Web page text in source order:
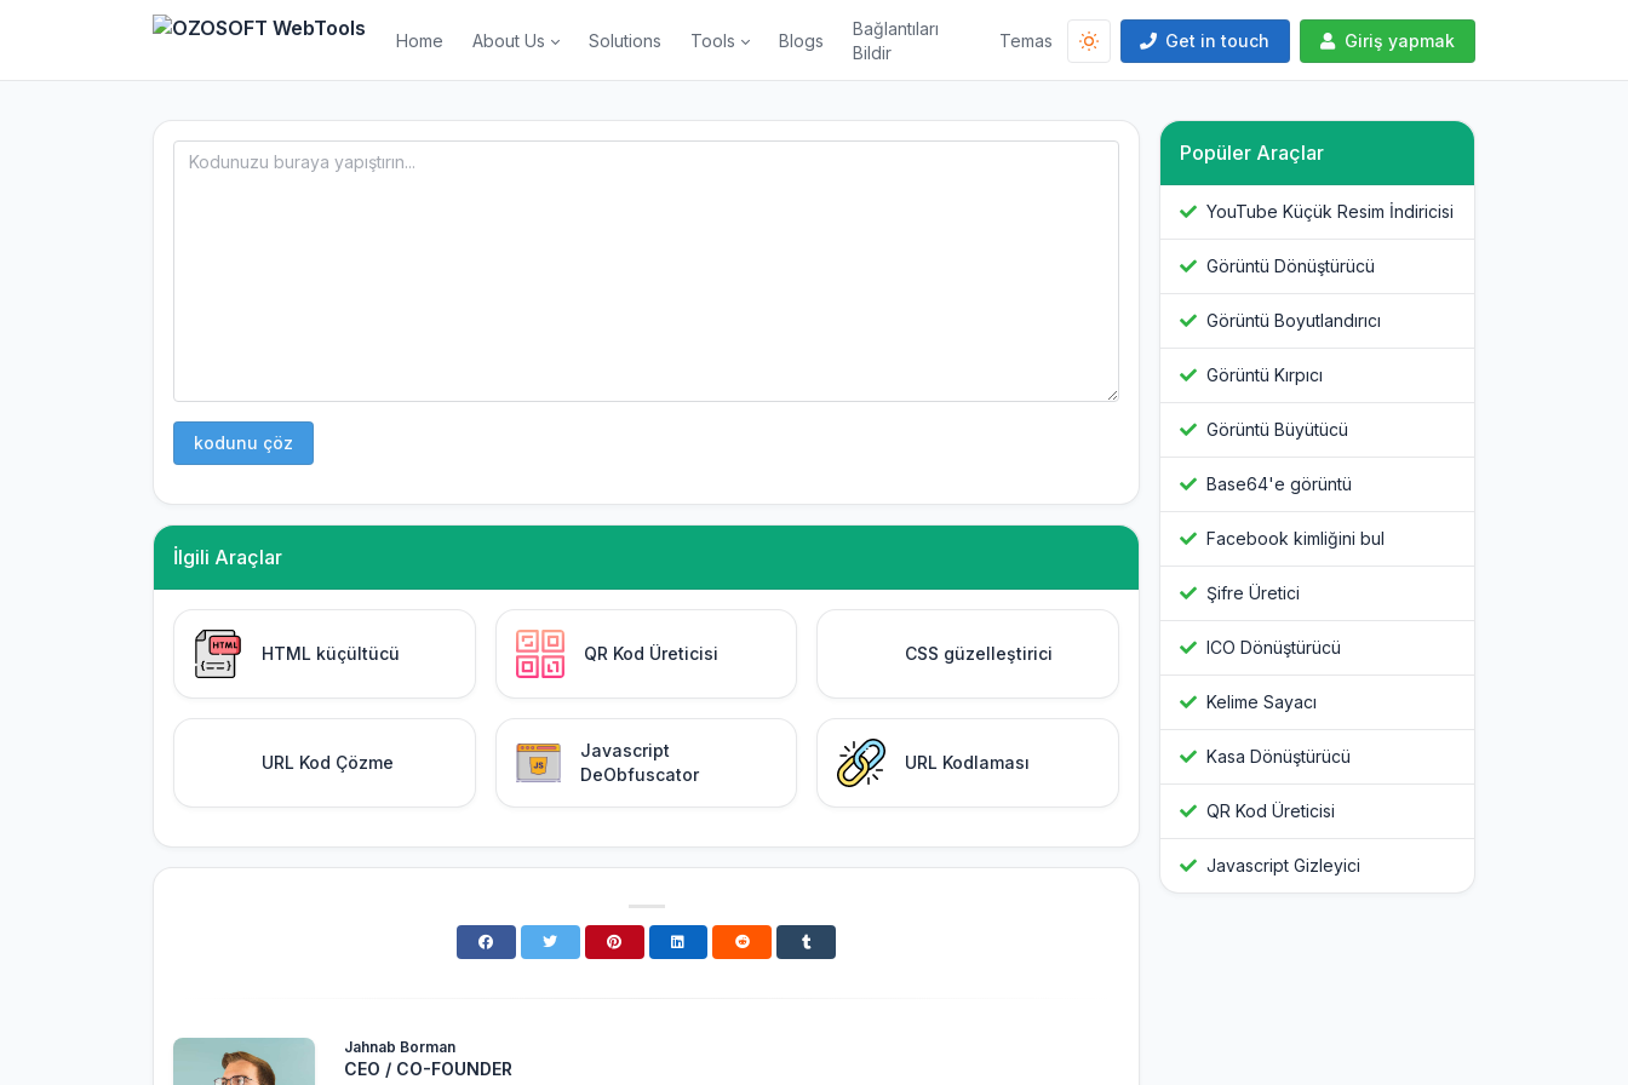
Get in touch Giriş yapmak
Home About Us Solutions Tools Blogs
Bağlantıları
Bildir
Temas
kodunu çöz
İlgili Araçlar
HTML küçültücü QR Kod Üreticisi CSS güzelleştirici
URL Kod Çözme
Javascript
DeObfuscator
URL Kodlaması
Jahnab Borman
CEO / CO-FOUNDER
Popüler Araçlar
YouTube Küçük Resim İndiricisi
Görüntü Dönüştürücü
Görüntü Boyutlandırıcı
Görüntü Kırpıcı
Görüntü Büyütücü
Base64'e görüntü
Facebook kimliğini bul
Şifre Üretici
ICO Dönüştürücü
Kelime Sayacı
Kasa Dönüştürücü
QR Kod Üreticisi
Javascript Gizleyici